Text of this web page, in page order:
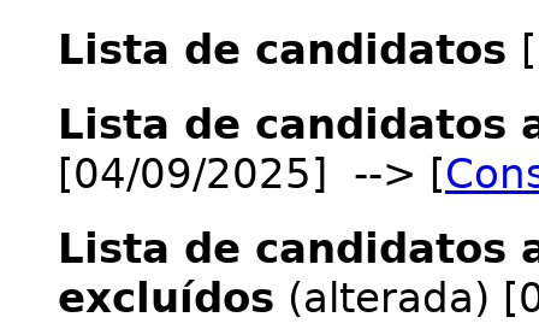
Lista de candidatos
Lista de candidatos
[04/09/2025] --> [
Lista de candidatos
excluídos (alterada)